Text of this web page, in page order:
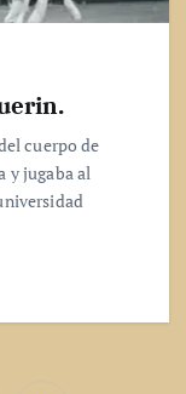
cuerpo de
y jugaba al